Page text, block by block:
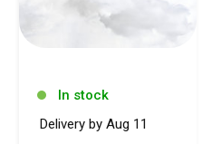
In stock
Delivery by Aug 11